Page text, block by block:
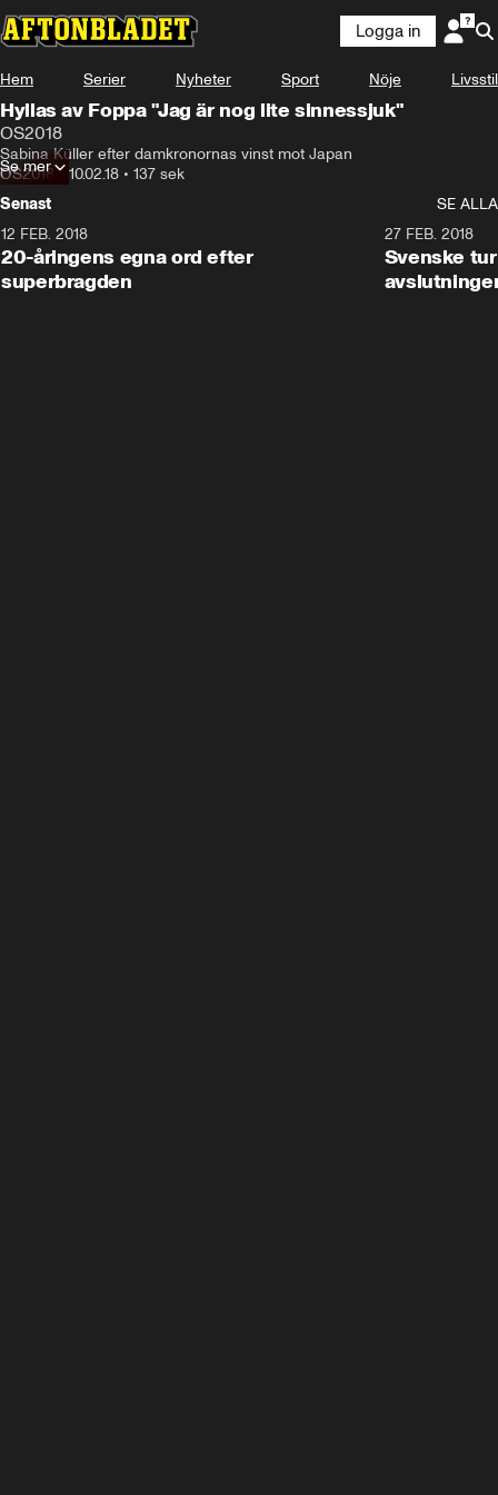
Logga in
Hem Serier Nyheter Sport Nöje Livsstil
Hyllas av Foppa "Jag är nog lite sinnessjuk"
OS2018
Sabina Küller efter damkronornas vinst mot Japan
OS2018• 10.02.18 • 137 sek
Se mer
Senast
SE ALLA
12 FEB. 2018
20-åringens egna ord efter
superbragden
27 FEB. 2018
Svenske